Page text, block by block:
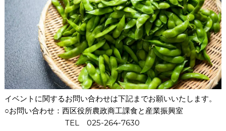
イベントに関するお問い合わせは下記までお願いいたします。
○お問い合わせ：西区役所農政商工課食と産業振興室
TEL 025-264-7630